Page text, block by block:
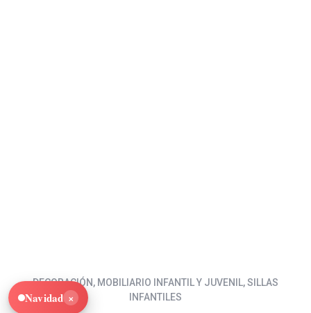
DECORACIÓN, MOBILIARIO INFANTIL Y JUVENIL,SILLAS
INFANTILES
Navidad ×